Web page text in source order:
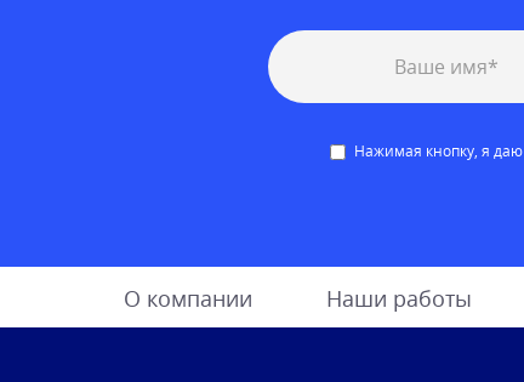
Нажимая кнопку, я даю
О компании Наши работы